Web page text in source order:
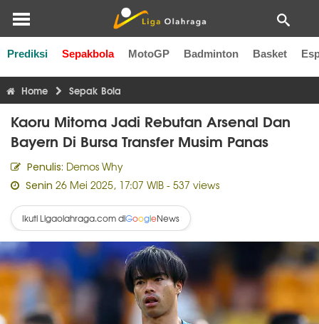
Prediksi Sepakbola MotoGP Badminton Basket
Liga Inggris Liga Italia Liga Spanyol Liga Perancis
Home Sepak Bola
Kaoru Mitoma Jadi Rebutan Arsenal Dan
Bayern Di Bursa Transfer Musim Panas
Penulis: Demos Why
Senin 26 Mei 2025, 17:07 WIB - 537 views
Ikuti Ligaolahraga.com diGoogleNews